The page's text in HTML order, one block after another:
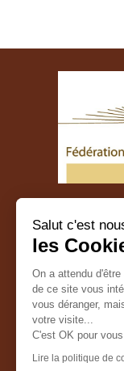
Salut c'est
les
On a attendu
de ce site vous
vous déranger,
votre visite...
C'est OK pour
Lire la politique de
38 route
Tél. : 04 66
Mail :